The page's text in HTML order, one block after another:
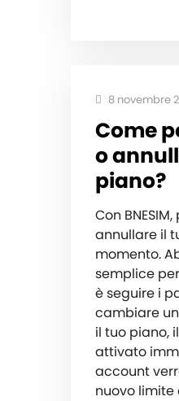
8 novembre
Come
o
piano?
Con
annullare il
momento.
semplice
è seguire i
cambiare
il tuo piano,
attivato
account
nuovo limite